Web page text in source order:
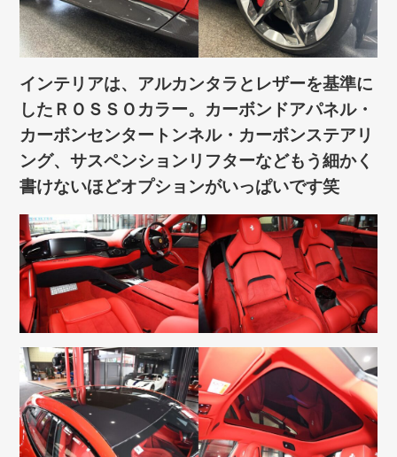
インテリアは、アルカンタラとレザーを基準に
したＲＯＳＳＯカラー。カーボンドアパネル・
カーボンセンタートンネル・カーボンステアリ
ング、サスペンションリフターなどもう細かく
書けないほどオプションがいっぱいです笑